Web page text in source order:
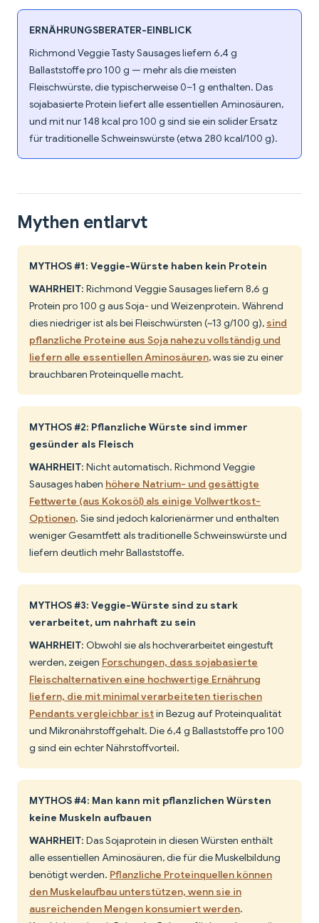
ERNÄHRUNGSBERATER-EINBLICK
Richmond Veggie Tasty Sausages liefern 6,4 g
Ballaststoffe pro 100 g — mehr als die meisten
Fleischwürste, die typischerweise 0–1 g enthalten. Das
sojabasierte Protein liefert alle essentiellen Aminosäuren,
und mit nur 148 kcal pro 100 g sind sie ein solider Ersatz
für traditionelle Schweinswürste (etwa 280 kcal/100 g).
Mythen entlarvt
MYTHOS #1: Veggie-Würste haben kein Protein
WAHRHEIT: Richmond Veggie Sausages liefern 8,6 g
Protein pro 100 g aus Soja- und Weizenprotein. Während
dies niedriger ist als bei Fleischwürsten (~13 g/100 g), sind
pflanzliche Proteine aus Soja nahezu vollständig und
liefern alle essentiellen Aminosäuren, was sie zu einer
brauchbaren Proteinquelle macht.
MYTHOS #2: Pflanzliche Würste sind immer
gesünder als Fleisch
WAHRHEIT: Nicht automatisch. Richmond Veggie
Sausages haben höhere Natrium- und gesättigte
Fettwerte (aus Kokosöl) als einige Vollwertkost-
Optionen. Sie sind jedoch kalorienärmer und enthalten
weniger Gesamtfett als traditionelle Schweinswürste und
liefern deutlich mehr Ballaststoffe.
MYTHOS #3: Veggie-Würste sind zu stark
verarbeitet, um nahrhaft zu sein
WAHRHEIT: Obwohl sie als hochverarbeitet eingestuft
werden, zeigen Forschungen, dass sojabasierte
Fleischalternativen eine hochwertige Ernährung
liefern, die mit minimal verarbeiteten tierischen
Pendants vergleichbar istin Bezug auf Proteinqualität
und Mikronährstoffgehalt. Die 6,4 g Ballaststoffe pro 100
g sind ein echter Nährstoffvorteil.
MYTHOS #4: Man kann mit pflanzlichen Würsten
keine Muskeln aufbauen
WAHRHEIT: Das Sojaprotein in diesen Würsten enthält
alle essentiellen Aminosäuren, die für die Muskelbildung
benötigt werden. Pflanzliche Proteinquellen können
den Muskelaufbau unterstützen, wenn sie in
ausreichenden Mengen konsumiert werden.